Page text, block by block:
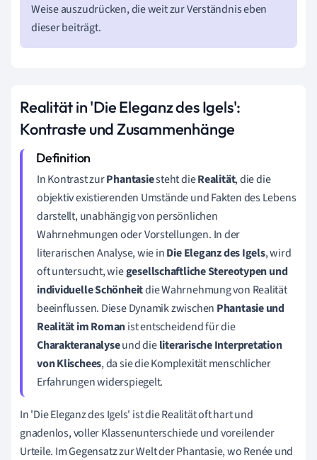
Weise auszudrücken, die weit zur Verständnis eben
dieser beiträgt.
Realität in 'Die Eleganz des Igels':
Kontraste und Zusammenhänge
In Kontrast zurPhantasiesteht dieRealität, die die
objektiv existierenden Umstände und Fakten des Lebens
darstellt, unabhängig von persönlichen
Wahrnehmungen oder Vorstellungen. In der
literarischen Analyse, wie inDie Eleganz des Igels, wird
oft untersucht, wiegesellschaftliche Stereotypen und
individuelle Schönheitdie Wahrnehmung von Realität
beeinflussen. Diese Dynamik zwischen Phantasie und
Realität im Romanist entscheidend für die
Charakteranalyseund dieliterarische Interpretation
von Klischees, da sie die Komplexität menschlicher
Erfahrungen widerspiegelt.
In 'Die Eleganz des Igels' ist die Realität oft hart und
gnadenlos, voller Klassenunterschiede und voreilender
Urteile. Im Gegensatz zur Welt der Phantasie, wo Renée und